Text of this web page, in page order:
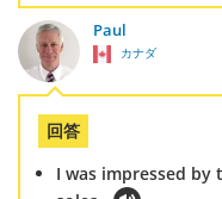
Paul
カナダ
回答
I was impressed